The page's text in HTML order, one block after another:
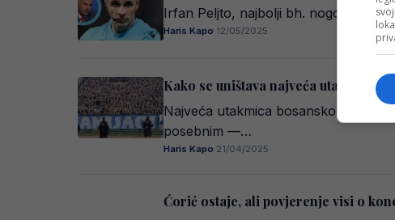
Irfan Peljto, najbolji bh. nogometni
Haris Kapo·12/05/2025
Kako se uništava najveća utakmica
Najveća utakmica
posebnim —…
Haris Kapo·21/04/2025
Ćorić ostaje, ali povjerenje visi o